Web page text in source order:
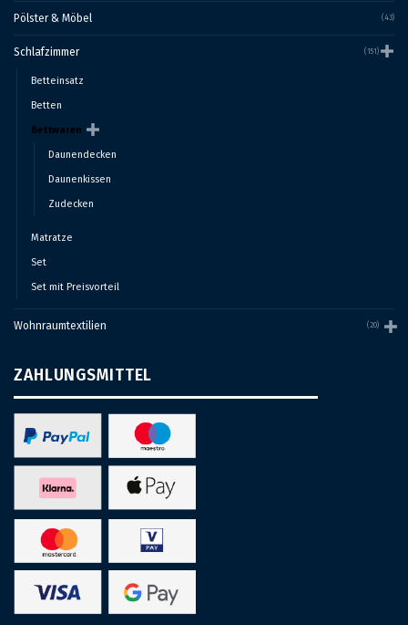
Pölster & Möbel (43)
Schlafzimmer (151)
Betteinsatz
Betten
Bettwaren
Daunendecken
Daunenkissen
Zudecken
Matratze
Set
Set mit Preisvorteil
Wohnraumtextilien (20)
ZAHLUNGSMITTEL